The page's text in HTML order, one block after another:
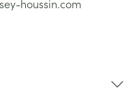
houssin.com